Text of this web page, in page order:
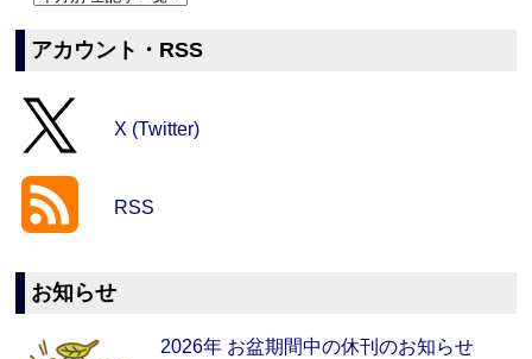
アカウント・RSS
X (Twitter)
RSS
お知らせ
2026年 お盆期間中の休刊のお知らせ